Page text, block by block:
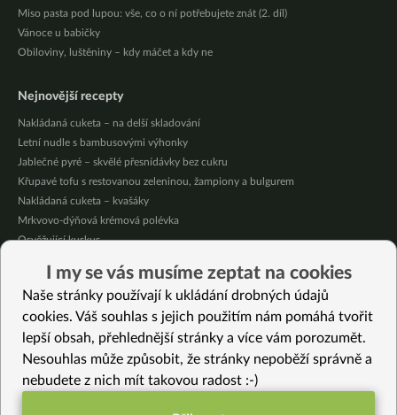
Miso pasta pod lupou: vše, co o ní potřebujete znát (2. díl)
Vánoce u babičky
Obiloviny, luštěniny – kdy máčet a kdy ne
Nejnovější recepty
Nakládaná cuketa – na delší skladování
Letní nudle s bambusovými výhonky
Jablečné pyré – skvělé přesnídávky bez cukru
Křupavé tofu s restovanou zeleninou, žampiony a bulgurem
Nakládaná cuketa – kvašáky
Mrkvovo-dýňová krémová polévka
Osvěžující kuskus
Nepečený jablečný dort s rybízem
Čokoládové muffiny s mangovým krémem
Vybrané recepty
Jemná zeleninová polévka
Fazolové chilli sin carne (mexický guláš)
I my se vás musíme zeptat na cookies
Naše stránky používají k ukládání drobných údajů
cookies. Váš souhlas s jejich použitím nám pomáhá tvořit
lepší obsah, přehlednější stránky a více vám porozumět.
Nesouhlas může způsobit, že stránky nepoběží správně a
nebudete z nich mít takovou radost :-)